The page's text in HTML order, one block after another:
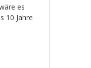
es
10 Jahre